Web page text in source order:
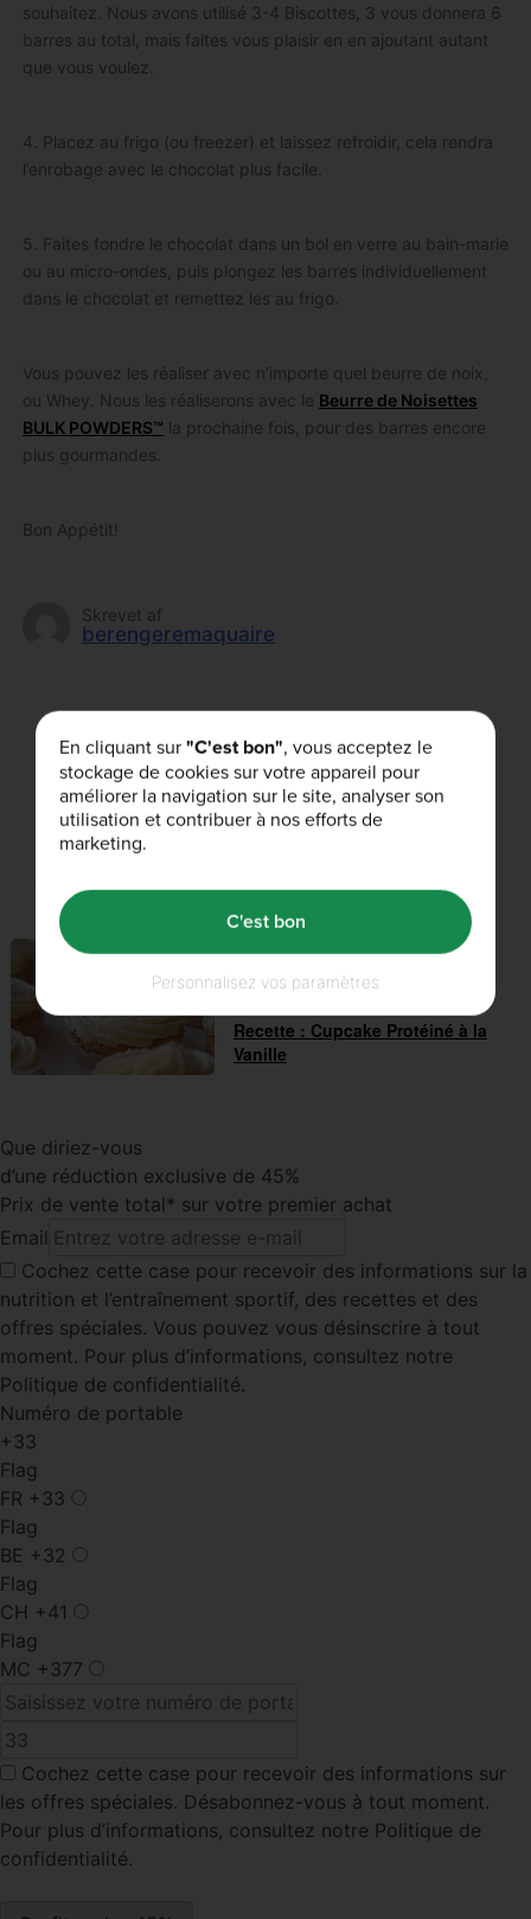
souhaitez. Nous avons utilisé 3-4 Biscottes, 3 vous donnera 6
barres au total, mais faites vous plaisir en en ajoutant autant
que vous voulez.
4. Placez au frigo (ou freezer) et laissez refroidir, cela rendra
l’enrobage avec le chocolat plus facile.
5. Faites fondre le chocolat dans un bol en verre au bain-marie
ou au micro-ondes, puis plongez les barres individuellement
dans le chocolat et remettez les au frigo.
Vous pouvez les réaliser avec n’importe quel beurre de noix,
ou Whey. Nous les réaliserons avec le Beurre de Noisettes
BULK POWDERS™ la prochaine fois, pour des barres encore
plus gourmandes.
Bon Appétit!
Skrevet af
berengeremaquaire
RECETTES
14th janvier 2016
Recette : Cupcake Protéiné à la
Vanille
Que diriez-vous
d’une réduction exclusive de 45%
Prix de vente total* sur votre premier achat
Email
Cochez cette case pour recevoir des informations sur la
nutrition et l’entraînement sportif, des recettes et des
offres spéciales. Vous pouvez vous désinscrire à tout
moment. Pour plus d’informations, consultez notre
Politique de confidentialité.
Numéro de portable
+33
Flag
FR +33
Flag
BE +32
Flag
CH +41
Flag
MC +377
Cochez cette case pour recevoir des informations sur
les offres spéciales. Désabonnez-vous à tout moment.
Pour plus d’informations, consultez notre Politique de
confidentialité.
En cliquant sur"C'est bon", vous acceptez le
stockage de cookies sur votre appareil pour
améliorer la navigation sur le site, analyser son
utilisation et contribuer à nos efforts de
marketing.
Personnalisez vos paramètres
C'est bon